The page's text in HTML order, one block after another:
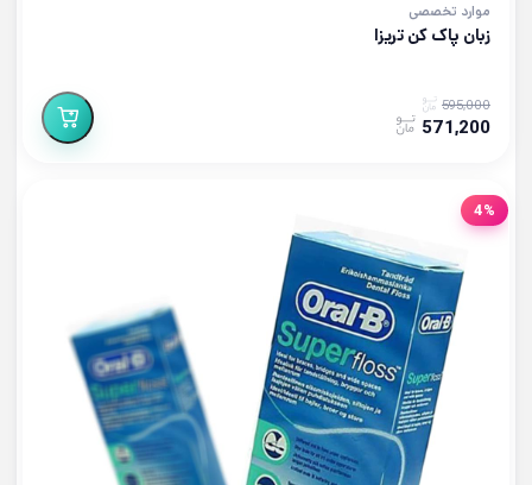
موارد تخصصی
زبان پاک کن تریزا
595,000
571,200
4%